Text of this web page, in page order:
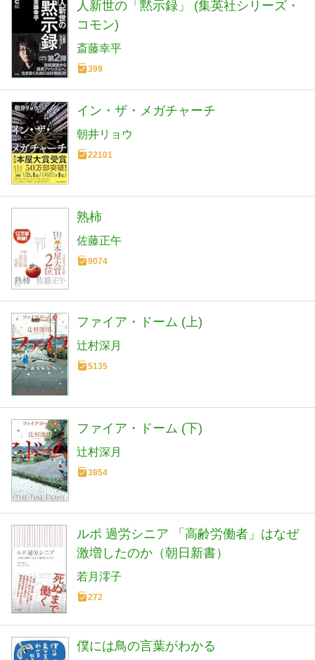
人新世の「黙示録」 (集英社シリーズ・
コモン)
斎藤幸平
399
イン・ザ・メガチャーチ
朝井リョウ
22101
熟柿
佐藤正午
9074
ファイア・ドーム (上)
辻村深月
5135
ファイア・ドーム (下)
辻村深月
3854
ルポ 過労シニア 「高齢労働者」はなぜ
激増したのか（朝日新書）
若月澪子
272
僕には鳥の言葉がわかる